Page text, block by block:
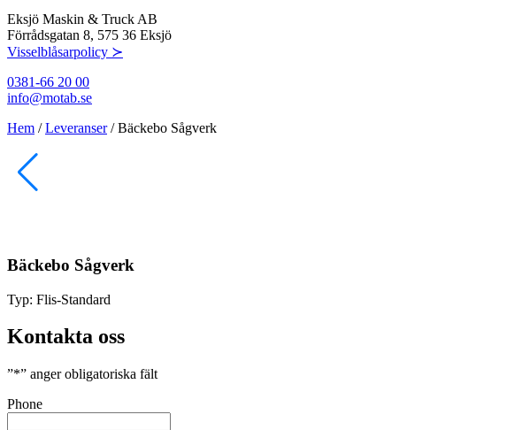
Eksjö Maskin & Truck AB
Förrådsgatan 8, 575 36 Eksjö
Visselblåsarpolicy ≻
0381-66 20 00
info@motab.se
Hem /Leveranser/Bäckebo Sågverk
Bäckebo Sågverk
Typ: Flis-Standard
Kontakta oss
”*” anger obligatoriska fält
Phone